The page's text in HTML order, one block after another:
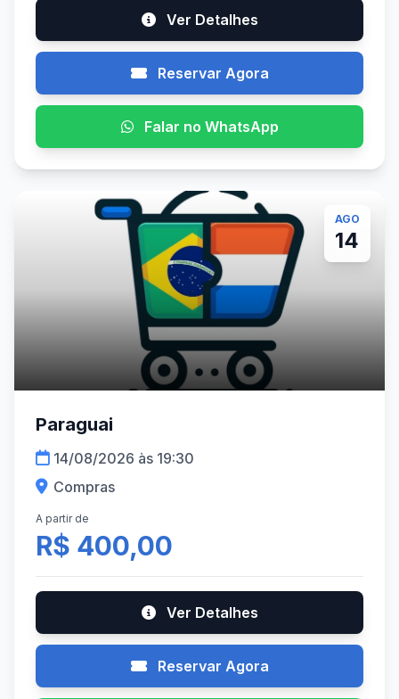
Ver Detalhes
Reservar Agora
Falar no WhatsApp
AGO
14
Paraguai
14/08/2026 às 19:30
Compras
A partir de
R$ 400,00
Ver Detalhes
Reservar Agora